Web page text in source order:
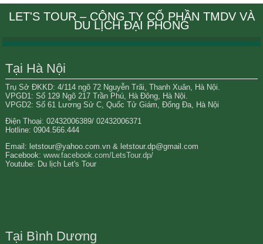
LET'S TOUR – CÔNG TY CỔ PHẦN TMDV VÀ
DU LỊCH ĐẠI PHONG
Tại Hà Nội
Trụ Sở ĐKKD: 4/114 ngõ 72 Nguyễn Trãi, Thanh Xuân, Hà Nội.
VPGD1: Số 129 Ngõ 217 Trần Phú, Hà Đông, Hà Nội.
VPGD2: Số 61 Lương Sử C, Quốc Tử Giám, Đống Đa, Hà Nội
Điện Thoại: 02432006389/ 02432006371
Hotline: 0904.566.444
Email: letstour@yahoo.com.vn & letstour.dp@gmail.com
Facebook: www.facebook.com/LetsTour.dp/
Youtube: Du lịch Let's Tour
Tại Bình Dương